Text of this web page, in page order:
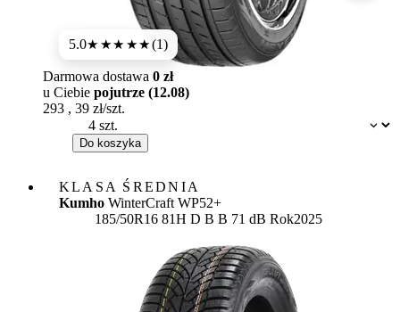
5.0★★★★★(1)
Dostępność:
Darmowa dostawa 0 zł
u Ciebie pojutrze (12.08)
293 , 39 zł/szt.
Do koszyka
KLASA ŚREDNIA
Kumho WinterCraft WP52+
185/50R16 81H Etykieta:
D B B 71 dB Rok2025